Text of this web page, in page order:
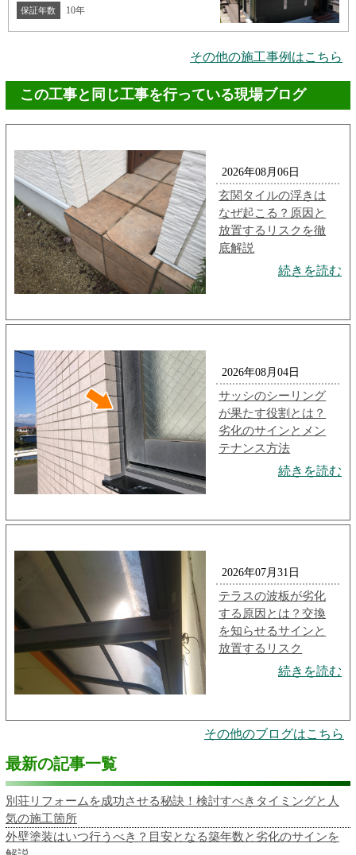
保証年数 10年
その他の施工事例はこちら
この工事と同じ工事を行っている現場ブログ
2026年08月06日
玄関タイルの浮きは
なぜ起こる？原因と
放置するリスクを徹
底解説
続きを読む
2026年08月04日
サッシのシーリング
が果たす役割とは？
劣化のサインとメン
テナンス方法
続きを読む
2026年07月31日
テラスの波板が劣化
する原因とは？交換
を知らせるサインと
放置するリスク
続きを読む
その他のブログはこちら
最新の記事一覧
別荘リフォームを成功させる秘訣！検討すべきタイミングと人
気の施工箇所
外壁塗装はいつ行うべき？目安となる築年数と劣化のサインを